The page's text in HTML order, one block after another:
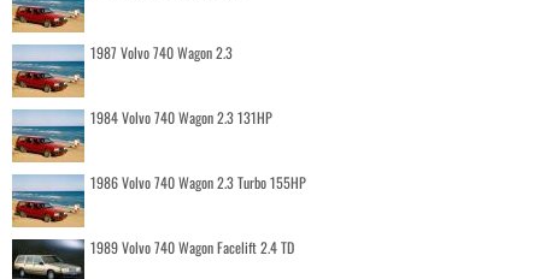
1987 Volvo 740 Wagon 2.3
1984 Volvo 740 Wagon 2.3 131HP
1986 Volvo 740 Wagon 2.3 Turbo 155HP
1989 Volvo 740 Wagon Facelift 2.4 TD